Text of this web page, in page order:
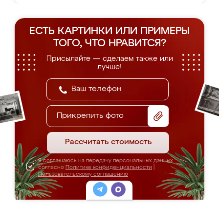
ЕСТЬ КАРТИНКИ ИЛИ ПРИМЕРЫ
ТОГО, ЧТО НРАВИТСЯ?
Присылайте — сделаем также или
лучше!
Прикрепить фото
Рассчитать стоимость
Я соглашаюсь на передачу персональных данных
согласно Политике конфиденциальности
Пользовательскому соглашению